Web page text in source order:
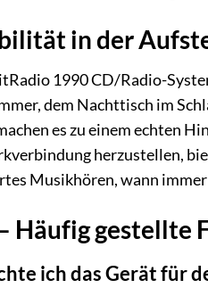
in der
1990 CD/Radio-
dem Nachttisch im
es zu einem echten
herzustellen,
Musikhören, wann
Häufig gestellte
ich das Gerät für